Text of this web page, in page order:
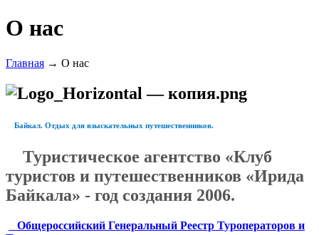
О нас
Главная → О нас
Байкал. Отдых для взыскательных путешественников.
Туристическое агентство «Клуб
туристов и путешественников «Ирида
Байкала» - год создания 2006.
Общероссийский Генеральный Реестр Туроператоров и